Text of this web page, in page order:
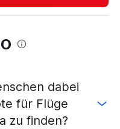
dabei
für Flüge
zu finden?